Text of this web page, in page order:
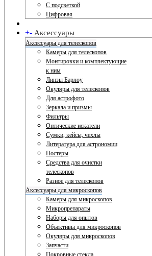
С подсветкой
Цифровая
+- Аксессуары
Аксессуары для телескопов
Камеры для телескопов
Монтировки и комплектующие
к ним
Линзы Барлоу
Окуляры для телескопов
Для астрофото
Зеркала и призмы
Фильтры
Оптические искатели
Сумки, кейсы, чехлы
Литература для астрономии
Постеры
Средства для очистки
телескопов
Разное для телескопов
Аксессуары для микроскопов
Камеры для микроскопов
Микропрепараты
Наборы для опытов
Объективы для микроскопов
Окуляры для микроскопов
Запчасти
Покровные стекла